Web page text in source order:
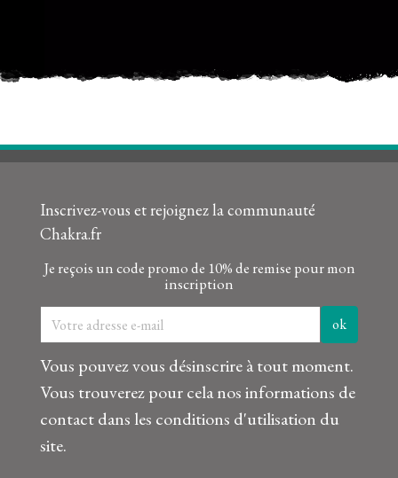
Inscrivez-vous et rejoignez la communauté
Chakra.fr
Je reçois un code promo de 10% de remise pour mon
inscription
Vous pouvez vous désinscrire à tout moment.
Vous trouverez pour cela nos informations de
contact dans les conditions d'utilisation du
site.